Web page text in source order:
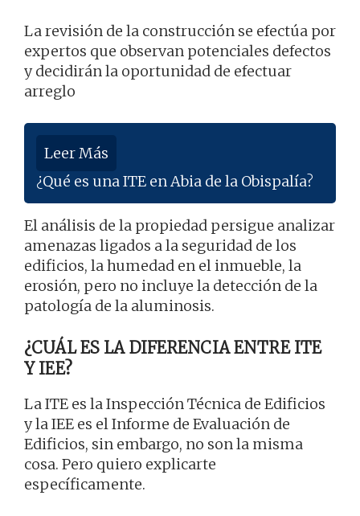
La revisión de la construcción se efectúa por
expertos que observan potenciales defectos
y decidirán la oportunidad de efectuar
arreglo
Leer Más
¿Qué es una ITE en Abia de la Obispalía?
El análisis de la propiedad persigue analizar
amenazas ligados a la seguridad de los
edificios, la humedad en el inmueble, la
erosión, pero no incluye la detección de la
patología de la aluminosis.
¿CUÁL ES LA DIFERENCIA ENTRE ITE
Y IEE?
La ITE es la Inspección Técnica de Edificios
y la IEE es el Informe de Evaluación de
Edificios, sin embargo, no son la misma
cosa. Pero quiero explicarte
específicamente.